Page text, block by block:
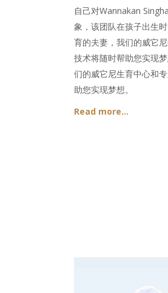
自己对Wannakan
象，该团队在孩子出生
育的夫妻，我们的威它
技术将随时帮助您实现
们的威它尼生育中心和
助您实现梦想。
Read more…